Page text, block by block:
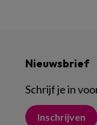
Nieuwsbrief
Schrijf je in
Inschrijven